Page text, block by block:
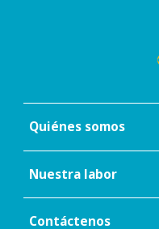
Quiénes somos
Nuestra labor
Contáctenos